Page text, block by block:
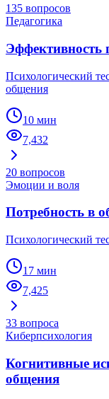
135 вопросов
Педагогика
Эффективность
Психологический
общения
10 мин
7,432
20 вопросов
Эмоции и воля
Потребность в
Психологический
17 мин
7,425
33 вопроса
Киберпсихология
Когнитивные
общения